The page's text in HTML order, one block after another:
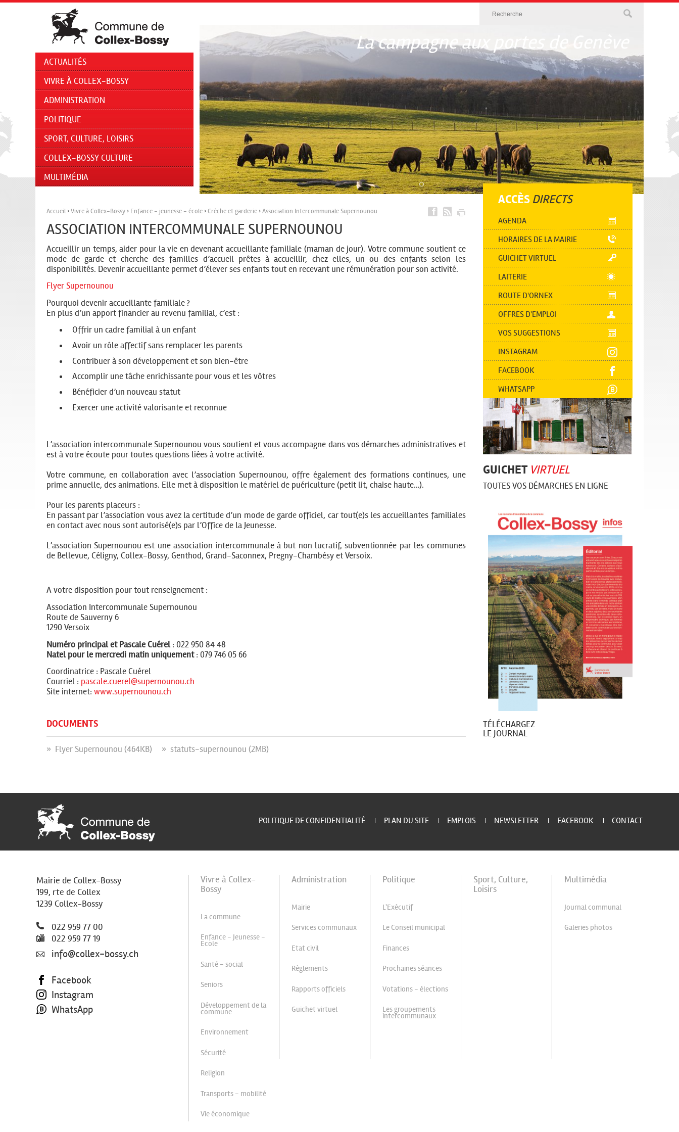
ACTUALITÉS
VIVRE À COLLEX-BOSSY
ADMINISTRATION
POLITIQUE
SPORT, CULTURE, LOISIRS
COLLEX-BOSSY CULTURE
MULTIMÉDIA
La campagne aux portes de Genève
Accueil ›Vivre à Collex-Bossy › Enfance - jeunesse - école ›Crèche et garderie ›Association Intercommunale Supernounou
ASSOCIATION INTERCOMMUNALE SUPERNOUNOU
Accueillir un temps, aider pour la vie en devenant accueillante familiale (maman de jour). Votre commune soutient ce
mode de garde et cherche des familles d’accueil prêtes à accueillir, chez elles, un ou des enfants selon les
disponibilités. Devenir accueillante permet d’élever ses enfants tout en recevant une rémunération pour son activité.
Flyer Supernounou
Pourquoi devenir accueillante familiale ?
En plus d’un apport financier au revenu familial, c’est :
Offrir un cadre familial à un enfant
Avoir un rôle affectif sans remplacer les parents
Contribuer à son développement et son bien-être
Accomplir une tâche enrichissante pour vous et les vôtres
Bénéficier d’un nouveau statut
Exercer une activité valorisante et reconnue
L’association intercommunale Supernounou vous soutient et vous accompagne dans vos démarches administratives et
est à votre écoute pour toutes questions liées à votre activité.
Votre commune, en collaboration avec l’association Supernounou, offre également des formations continues, une
prime annuelle, des animations. Elle met à disposition le matériel de puériculture (petit lit, chaise haute…).
Pour les parents placeurs :
En passant par l’association vous avez la certitude d’un mode de garde officiel, car tout(e)s les accueillantes familiales
en contact avec nous sont autorisé(e)s par l’Office de la Jeunesse.
L’association Supernounou est une association intercommunale à but non lucratif, subventionnée par les communes
de Bellevue, Céligny, Collex-Bossy, Genthod, Grand-Saconnex, Pregny-Chambésy et Versoix.
A votre disposition pour tout renseignement :
Association Intercommunale Supernounou
Route de Sauverny 6
1290 Versoix
Numéro principal et Pascale Cuérel: 022 950 84 48
Natel pour le mercredi matin uniquement: 079 746 05 66
Coordinatrice : Pascale Cuérel
Courriel : pascale.cuerel@supernounou.ch
Site internet: www.supernounou.ch
DOCUMENTS
» Flyer Supernounou (464KB) » statuts-supernounou (2MB)
ACCÈS DIRECTS
AGENDA
HORAIRES DE LA MAIRIE
GUICHET VIRTUEL
LAITERIE
ROUTE D'ORNEX
OFFRES D'EMPLOI
VOS SUGGESTIONS
INSTAGRAM
FACEBOOK
WHATSAPP
GUICHET VIRTUEL
TOUTES VOS DÉMARCHES EN LIGNE
TÉLÉCHARGEZ
LE JOURNAL
POLITIQUE DE CONFIDENTIALITÉ PLAN DU SITE EMPLOIS NEWSLETTER FACEBOOK CONTACT
Mairie de Collex-Bossy
199, rte de Collex
1239 Collex-Bossy
022 959 77 00
022 959 77 19
info@collex-bossy.ch
Facebook
Instagram
WhatsApp
Vivre à Collex-
Bossy
La commune
Enfance - Jeunesse -
Ecole
Santé - social
Seniors
Développement de la
commune
Environnement
Sécurité
Religion
Transports - mobilité
Vie économique
Administration
Mairie
Services communaux
Etat civil
Règlements
Rapports officiels
Guichet virtuel
Politique
L'Exécutif
Le Conseil municipal
Finances
Prochaines séances
Votations - élections
Les groupements
intercommunaux
Sport, Culture,
Loisirs
Multimédia
Journal communal
Galeries photos